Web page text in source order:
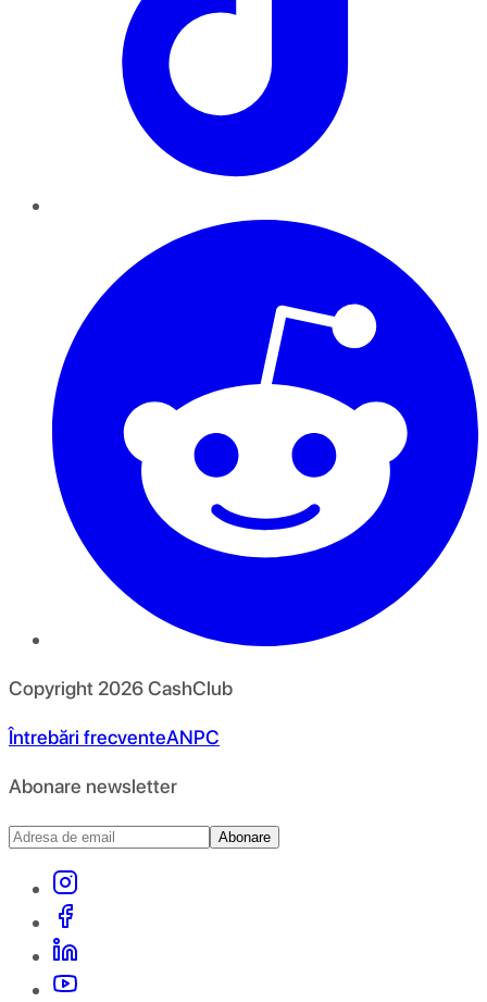
Copyright 2026CashClub
Întrebări frecventeANPC
Abonare newsletter
Abonare